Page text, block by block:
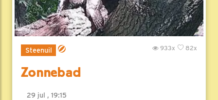
Steenuil 82x
933x
Zonnebad
29 jul , 19:15